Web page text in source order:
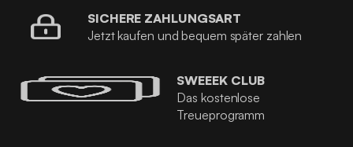
SICHERE ZAHLUNGSART
Jetzt kaufen und bequem später zahlen
SWEEEK CLUB
Das kostenlose
Treueprogramm